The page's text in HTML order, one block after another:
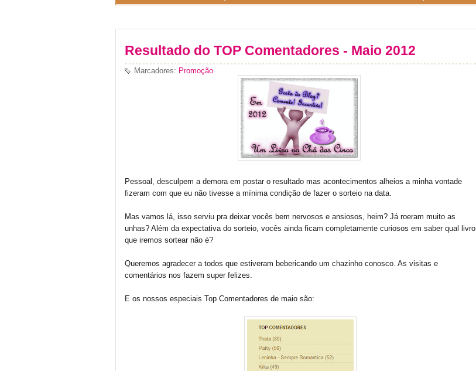
Resultado do TOP Comentadores - Maio 2012
Marcadores: Promoção
Pessoal, desculpem a demora em postar o resultado mas acontecimentos alheios a minha vontade
fizeram com que eu não tivesse a mínima condição de fazer o sorteio na data.
Mas vamos lá, isso serviu pra deixar vocês bem nervosos e ansiosos, heim? Já roeram muito as
unhas? Além da expectativa do sorteio, vocês ainda ficam completamente curiosos em saber qual livro
que iremos sortear não é?
Queremos agradecer a todos que estiveram bebericando um chazinho conosco. As visitas e
comentários nos fazem super felizes.
E os nossos especiais Top Comentadores de maio são: